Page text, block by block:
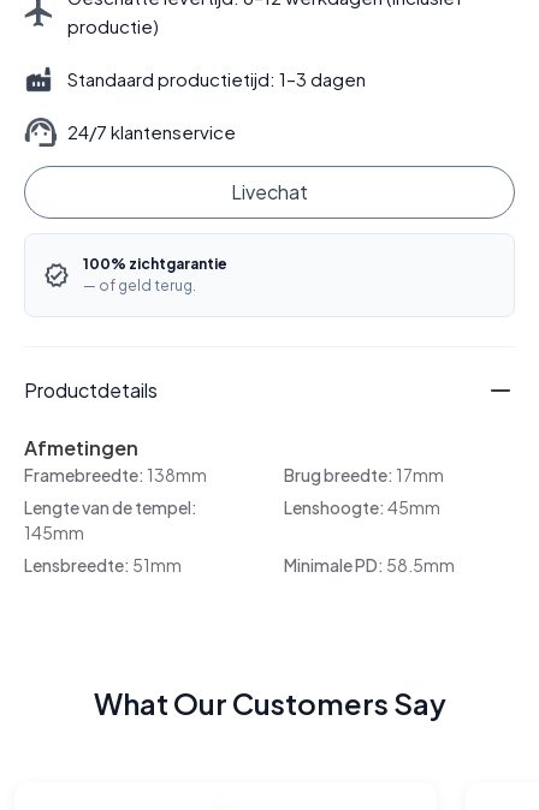
productie)
Standaard productietijd: 1–3 dagen
24/7 klantenservice
Livechat
100% zichtgarantie
— of geld terug.
Productdetails
Afmetingen
Framebreedte: 138mm Brug breedte: 17mm
Lengte van de tempel:
145mm
Lenshoogte: 45mm
Lensbreedte: 51mm Minimale PD: 58.5mm
What Our Customers Say